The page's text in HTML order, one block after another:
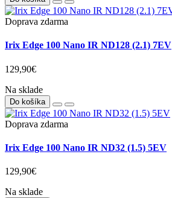
Doprava zdarma
Irix Edge 100 Nano IR ND128 (2.1) 7EV
129,90€
Na sklade
Do košíka
Doprava zdarma
Irix Edge 100 Nano IR ND32 (1.5) 5EV
129,90€
Na sklade